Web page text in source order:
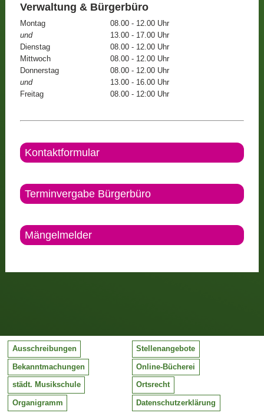
Verwaltung & Bürgerbüro
Montag
08.00 - 12.00 Uhr
und
13.00 - 17.00 Uhr
Dienstag
08.00 - 12.00 Uhr
Mittwoch
08.00 - 12.00 Uhr
Donnerstag
08.00 - 12.00 Uhr
und
13.00 - 16.00 Uhr
Freitag
08.00 - 12:00 Uhr
Kontaktformular
Terminvergabe Bürgerbüro
Mängelmelder
Ausschreibungen Stellenangebote
Bekanntmachungen Online-Bücherei
städt. Musikschule Ortsrecht
Organigramm Datenschutzerklärung